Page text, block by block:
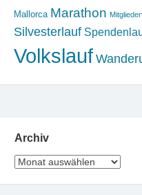
Mallorca Marathon
Silvesterlauf
Volkslauf
Archiv
Archiv